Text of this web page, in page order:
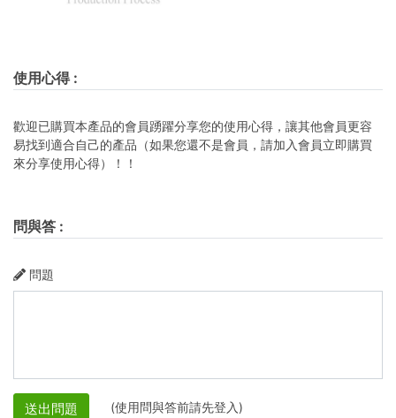
使用心得:
歡迎已購買本產品的會員踴躍分享您的使用心得，讓其他會員更容
易找到適合自己的產品（如果您還不是會員，請加入會員立即購買
來分享使用心得）！！
問與答 :
問題
送出問題 (使用問與答前請先登入)